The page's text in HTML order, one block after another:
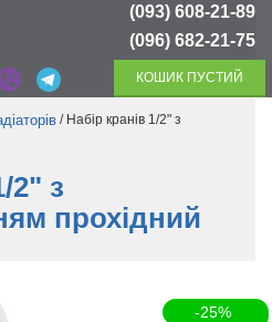
(093) 608-21-89
(096) 682-21-75
КОШИК ПУСТИЙ
/ Набір кранів 1/2" з
2" з
прохідний
-25%